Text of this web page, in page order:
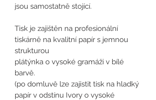
jsou samostatně stojící.
Tisk je zajištěn na profesionální
tiskárně na kvalitní papír s jemnou
strukturou
plátýnka o vysoké gramáži v bílé
barvě.
(po domluvě lze zajistit tisk na hladký
papír v odstínu Ivory o vysoké